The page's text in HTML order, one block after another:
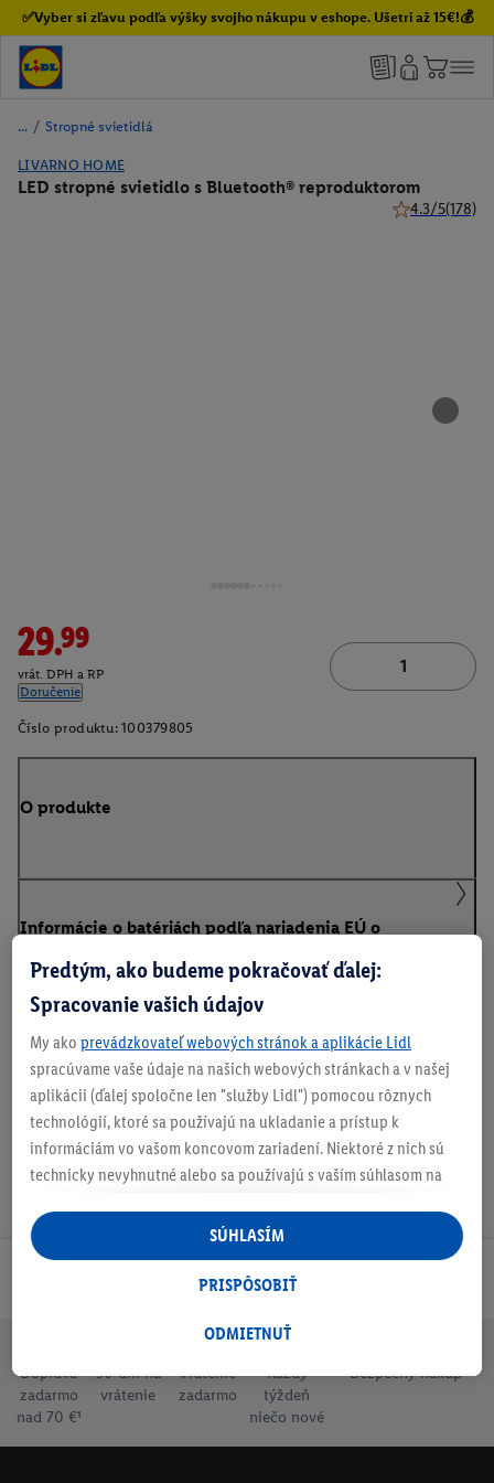
✅Vyber si zľavu podľa výšky svojho nákupu v eshope. Ušetri až 15€!💰
/ Stropné svietidlá
LIVARNO HOME
LED stropné svietidlo s Bluetooth® reproduktorom
4.3/5(178)
29.99
vrát. DPH a RP
Doručenie
Číslo produktu: 100379805
O produkte
Informácie o batériách podľa nariadenia EÚ o
Na stiahnutie
Odoberaj Newsletter!
Doprava
zadarmo
nad 70 €¹
30 dní na
vrátenie
Vrátenie
zadarmo
Každý
týždeň
niečo nové
Bezpečný nákup
Predtým, ako budeme pokračovať ďalej:
Spracovanie vašich údajov
My ako prevádzkovateľ webových stránok a aplikácie Lidl
spracúvame vaše údaje na našich webových stránkach a v našej
aplikácii (ďalej spoločne len "služby Lidl") pomocou rôznych
technológií, ktoré sa používajú na ukladanie a prístup k
informáciám vo vašom koncovom zariadení. Niektoré z nich sú
technicky nevyhnutné alebo sa používajú s vaším súhlasom na
personalizovanú reklamu v rámci služieb Lidl aj mimo nich. Ak
ste účastníkom programu Lidl Plus, na tieto účely sa spracúvajú
aj údaje z vášho nákupného správania v obchode.
následne si vytvoríte účet Lidl Plus alebo sa prihlásite do svojho
tiež vytvoriť špeciálny online identifikátor z e-mailovej adresy,
ktorú tam uvediete, aby sme vás mohli rozpoznať v službách
ODMIETNUŤ
PRISPÔSOBIŤ
SÚHLASÍM